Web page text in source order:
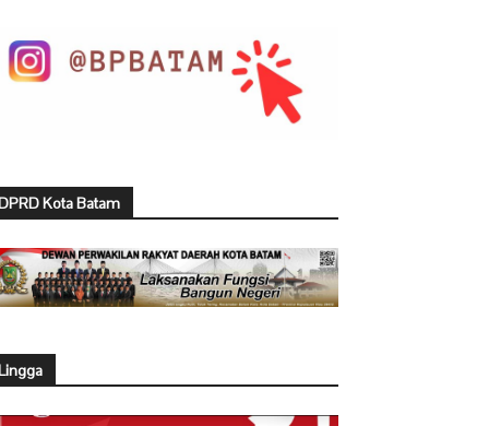
Kota Batam